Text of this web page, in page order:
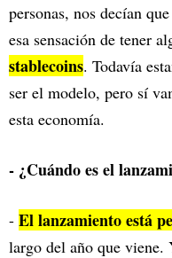
personas, nos decían
esa sensación de tener
stablecoins. Todavía
ser el modelo, pero sí
esta economía.
- ¿Cuándo es el
- El lanzamiento está
largo del año que viene.